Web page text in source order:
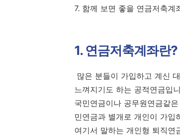
7. 함께 보면 좋을 연금저축계
1. 연금저축계좌란?
많은 분들이 가입하고 계신
느껴지기도 하는 공적연금입
국민연금이나 공무원연금같
민연금과 별개로 개인이 가입
여기서 말하는 개인형 퇴직